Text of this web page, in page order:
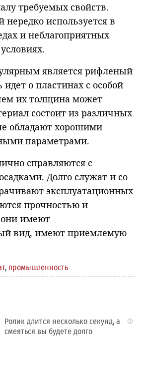
требуемых свойств.
используется в
и неблагоприятных
является рифленый
о пластинах с особой
их толщина может
состоит из различных
обладают хорошими
параметрами.
справляются с
Долго служат и со
эксплуатационных
прочностью и
имеют
вид, имеют приемлемую
, промышленность
i
Ролик длится несколько секунд, а
смеяться вы будете долго